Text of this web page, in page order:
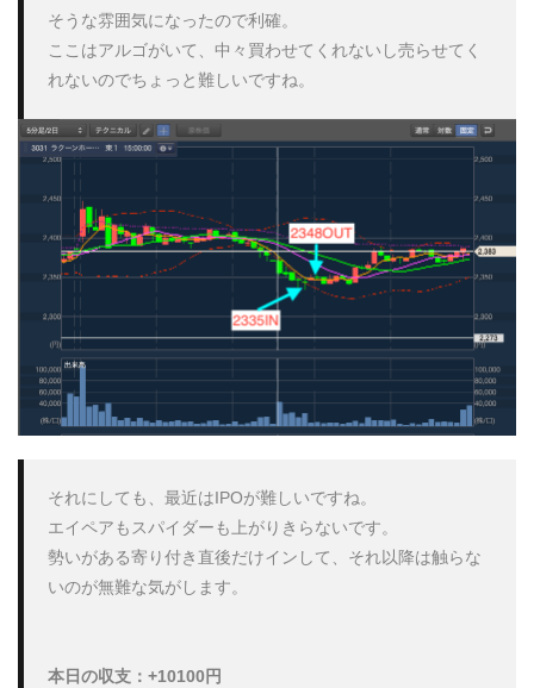
そうな雰囲気になったので利確。
ここはアルゴがいて、中々買わせてくれないし売らせてく
れないのでちょっと難しいですね。
それにしても、最近はIPOが難しいですね。
エイペアもスパイダーも上がりきらないです。
勢いがある寄り付き直後だけインして、それ以降は触らな
いのが無難な気がします。
本日の収支：+10100円